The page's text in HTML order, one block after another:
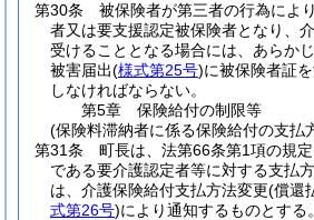
第30条
被保険者が第三者の行為によ
者又は要支援認定被保険者となり、
受けることとなる場合には、あらか
被害届出(様式第25号)に被保険者証
しなければならない。
第5章
保険給付の制限等
(保険料滞納者に係る保険給付の支払
第31条
町長は、法第66条第1項の規
である要介護認定者等に対する支払
は、介護保険給付支払方法変更(償還
式第26号)により通知するものとする。